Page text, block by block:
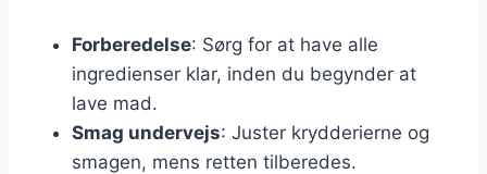
Forberedelse: Sørg for at have alle
ingredienser klar, inden du begynder at
lave mad.
Smag undervejs: Juster krydderierne og
smagen, mens retten tilberedes.